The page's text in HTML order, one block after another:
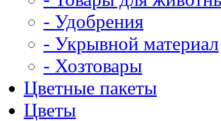
- Удобрения
- Укрывной материал
- Хозтовары
Цветные пакеты
Цветы